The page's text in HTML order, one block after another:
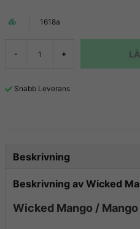
1618a
- +
Snabb Leverans
Beskrivning
Beskrivning av Wicked
Wicked Mango / Mango